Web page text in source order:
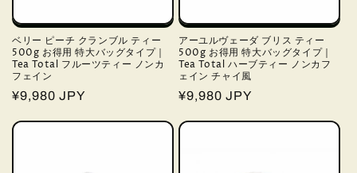
ベリー ピーチ クランブル ティー
500g お得用 特大バッグタイプ｜
Tea Total フルーツティー ノンカ
フェイン
通
価
¥9,980 JPY
アーユルヴェーダ ブリス ティー
500g お得用 特大バッグタイプ｜
Tea Total ハーブティー ノンカフ
ェイン チャイ風
通
価
¥9,980 JPY